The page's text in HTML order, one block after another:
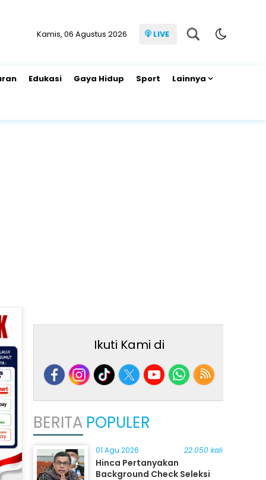
Kamis, 06 Agustus 2026 LIVE
Edukasi Gaya Hidup Sport Lainnya
Ikuti Kami di
BERITA POPULER
01 Agu 2026 22.050 kali
Hinca Pertanyakan
Background Check Seleksi